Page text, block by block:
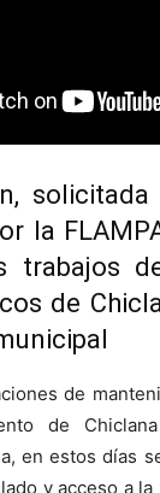
la
trabajos
de
de
de
en estos días
y acceso a